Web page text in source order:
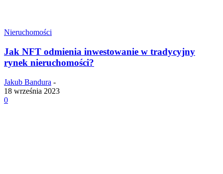
Nieruchomości
Jak NFT odmienia inwestowanie w tradycyjny
rynek nieruchomości?
Jakub Bandura -
18 września 2023
0